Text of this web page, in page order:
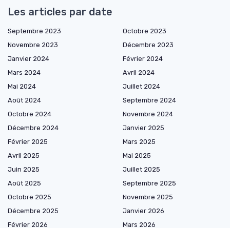
Les articles par date
Septembre 2023
Octobre 2023
Novembre 2023
Décembre 2023
Janvier 2024
Février 2024
Mars 2024
Avril 2024
Mai 2024
Juillet 2024
Août 2024
Septembre 2024
Octobre 2024
Novembre 2024
Décembre 2024
Janvier 2025
Février 2025
Mars 2025
Avril 2025
Mai 2025
Juin 2025
Juillet 2025
Août 2025
Septembre 2025
Octobre 2025
Novembre 2025
Décembre 2025
Janvier 2026
Février 2026
Mars 2026